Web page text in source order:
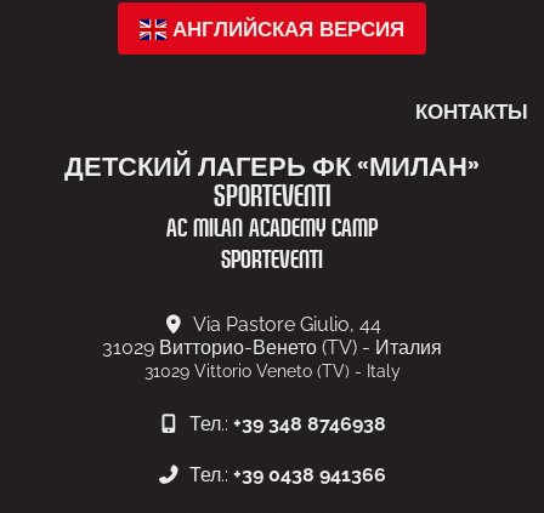
АНГЛИЙСКАЯ ВЕРСИЯ
КОНТАКТЫ
ДЕТСКИЙ ЛАГЕРЬ ФК «МИЛАН»
SPORTEVENTI
AC MILAN ACADEMY CAMP
SPORTEVENTI
Via Pastore Giulio, 44
31029 Витторио-Венето (TV) - Италия
31029 Vittorio Veneto (TV) - Italy
Тел.:+39 348 8746938
Тел.:+39 0438 941366